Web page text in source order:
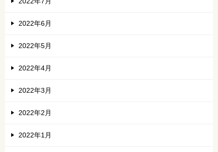
2022年6月
2022年5月
2022年4月
2022年3月
2022年2月
2022年1月